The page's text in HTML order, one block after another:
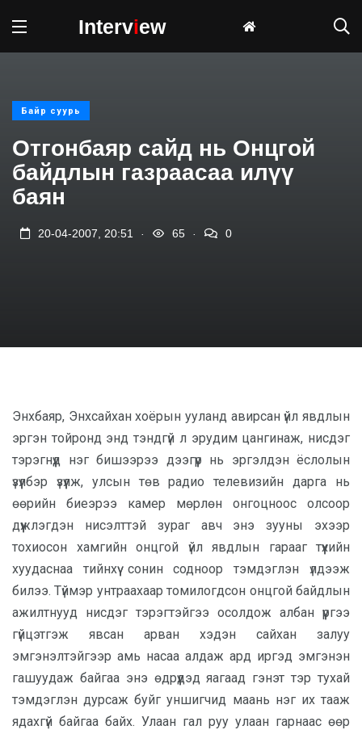
Interview
Байр суурь
Отгонбаяр сайд нь Онцгой
байдлын газраасаа илүү
баян
20-04-2007, 20:51 65 0
Энхбаяр, Энхсайхан хоёрын ууланд авирсан үйл явдлын
эргэн тойронд энд тэндгүй л эрудим цангинаж, нисдэг
тэрэгнүүд нэг бишээрээ дээгүүр нь эргэлдэн ёслолын
үзүүлбэр үзүүлж, улсын төв радио телевизийн дарга нь
өөрийн биеэрээ камер мөрлөн онгоцноос олсоор
дүүжлэгдэн нисэлттэй зураг авч энэ зууны эхээр
тохиосон хамгийн онцгой үйл явдлын гарааг түүхийн
хуудаснаа тийнхүү сонин содноор тэмдэглэн үлдээж
билээ. Түймэр унтраахаар томилогдсон онцгой байдлын
ажилтнууд нисдэг тэрэгтэйгээ осолдож албан үүргээ
гүйцэтгэж явсан арван хэдэн сайхан залуу
эмгэнэлтэйгээр амь насаа алдаж ард иргэд эмгэнэн
гашуудаж байгаа энэ өдрүүдэд яагаад гэнэт тэр тухай
тэмдэглэн дурсаж буйг уншигчид маань нэг их тааж
ядахгүй байгаа байх. Улаан гал руу улаан гарнаас өөр